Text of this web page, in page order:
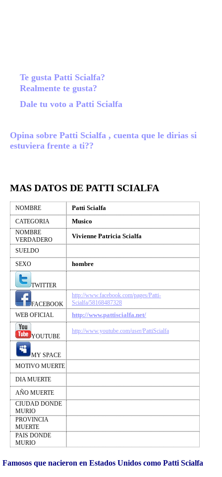
Te gusta Patti Scialfa?
Realmente te gusta?
Dale tu voto a Patti Scialfa
Opina sobre Patti Scialfa , cuenta que le dirias si
estuviera frente a ti??
MAS DATOS DE PATTI SCIALFA
NOMBRE Patti Scialfa
CATEGORIA Musico
NOMBRE
VERDADERO
Vivienne Patricia Scialfa
SUELDO
SEXO
hombre
TWITTER
FACEBOOK
http://www.facebook.com/pages/Patti-
Scialfa/58168487328
WEB OFICIAL
http://www.pattiscialfa.net/
YOUTUBE
http://www.youtube.com/user/PattiScialfa
MY SPACE
MOTIVO MUERTE
DIA MUERTE
AÑO MUERTE
CIUDAD DONDE
MURIO
PROVINCIA
MUERTE
PAIS DONDE
MURIO
Famosos que nacieron en Estados Unidos como Patti Scialfa